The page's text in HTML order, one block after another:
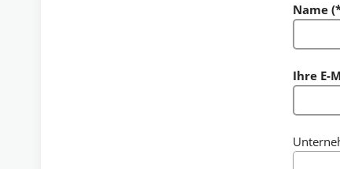
Name
Ihre E-